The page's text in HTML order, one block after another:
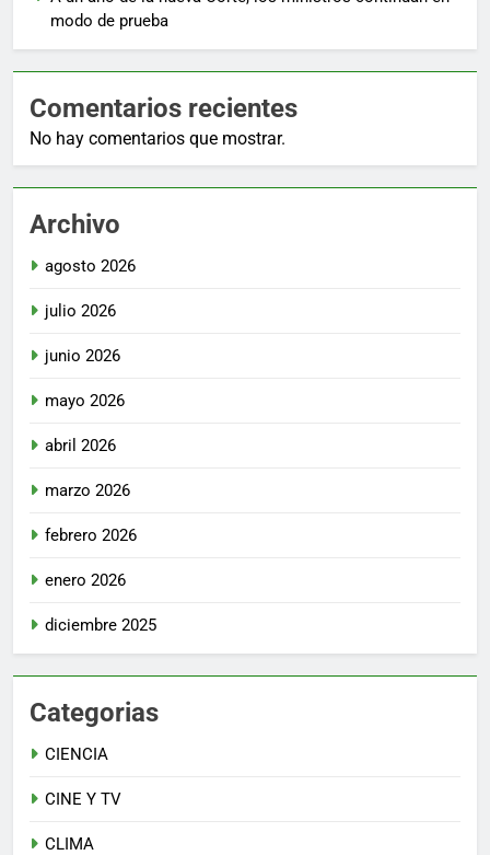
modo de prueba
Comentarios recientes
No hay comentarios que mostrar.
Archivo
agosto 2026
julio 2026
junio 2026
mayo 2026
abril 2026
marzo 2026
febrero 2026
enero 2026
diciembre 2025
Categorias
CIENCIA
CINE Y TV
CLIMA